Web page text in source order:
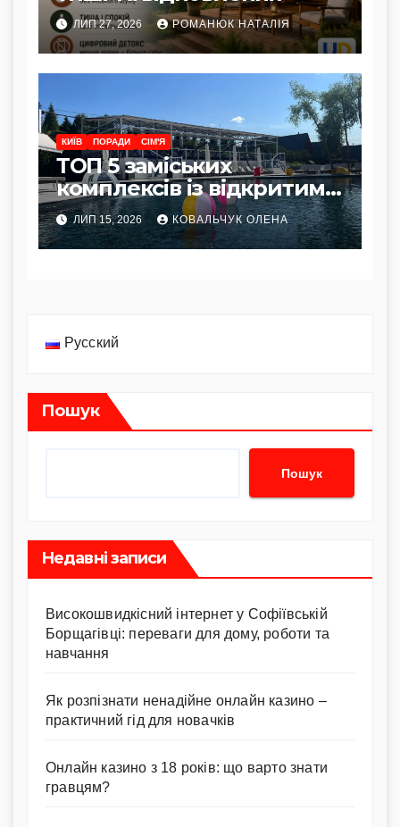
ЛИП 27, 2026 РОМАНЮК НАТАЛІЯ
КИЇВ ПОРАДИ СІМ'Я
ТОП 5 заміських
комплексів із відкритим
басейном
ЛИП 15, 2026 КОВАЛЬЧУК ОЛЕНА
Русский
Пошук
Пошук
Недавні записи
Високошвидкісний інтернет у Софіївській
Борщагівці: переваги для дому, роботи та
навчання
Як розпізнати ненадійне онлайн казино –
практичний гід для новачків
Онлайн казино з 18 років: що варто знати
гравцям?